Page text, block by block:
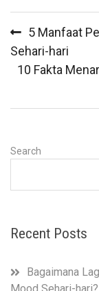
navigation
5 Manfaat
Sehari-hari
10 Fakta
Search
Recent Posts
Bagaimana